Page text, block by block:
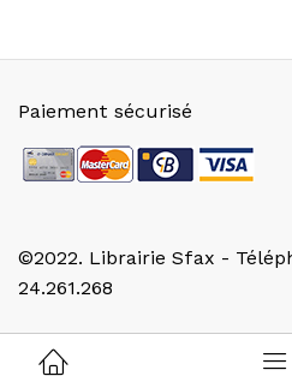
©2022. Librairie Sfax -
24.261.268
Paiement sécurisé